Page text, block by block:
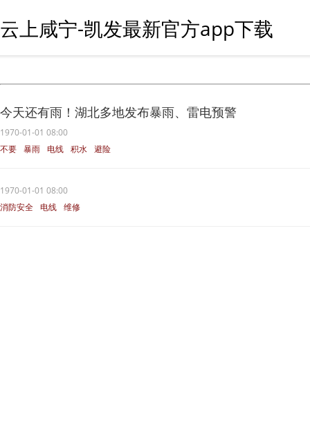
云上咸宁-凯发最新官方app下载
今天还有雨！湖北多地发布暴雨、雷电预警
1970-01-01 08:00
不要 暴雨 电线 积水 避险
1970-01-01 08:00
消防安全 电线 维修